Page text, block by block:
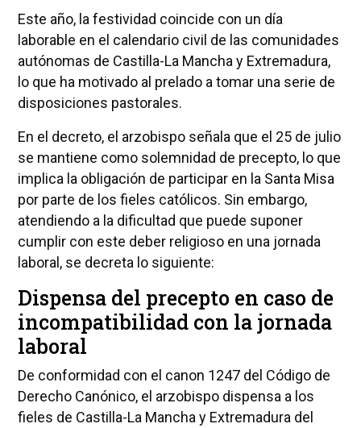
Este año, la festividad coincide con un día
laborable en el calendario civil de las comunidades
autónomas de Castilla-La Mancha y Extremadura,
lo que ha motivado al prelado a tomar una serie de
disposiciones pastorales.
En el decreto, el arzobispo señala que el 25 de julio
se mantiene como solemnidad de precepto, lo que
implica la obligación de participar en la Santa Misa
por parte de los fieles católicos. Sin embargo,
atendiendo a la dificultad que puede suponer
cumplir con este deber religioso en una jornada
laboral, se decreta lo siguiente:
Dispensa del precepto en caso de
incompatibilidad con la jornada
laboral
De conformidad con el canon 1247 del Código de
Derecho Canónico, el arzobispo dispensa a los
fieles de Castilla-La Mancha y Extremadura del